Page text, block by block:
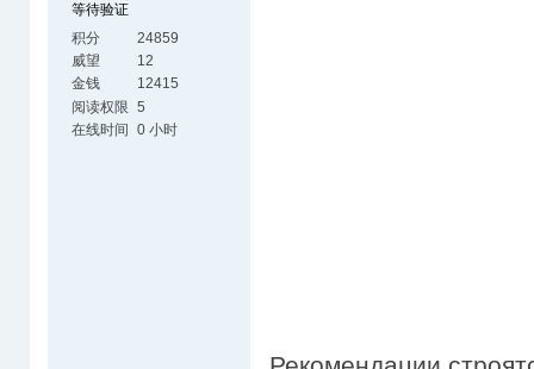
等待验证
积分
24859
威望
12
金钱
12415
阅读权限 5
在线时间 0 小时